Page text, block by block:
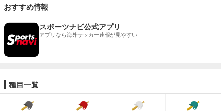
おすすめ情報
スポーツナビ公式アプリ
アプリなら海外サッカー速報が見やすい
種目一覧